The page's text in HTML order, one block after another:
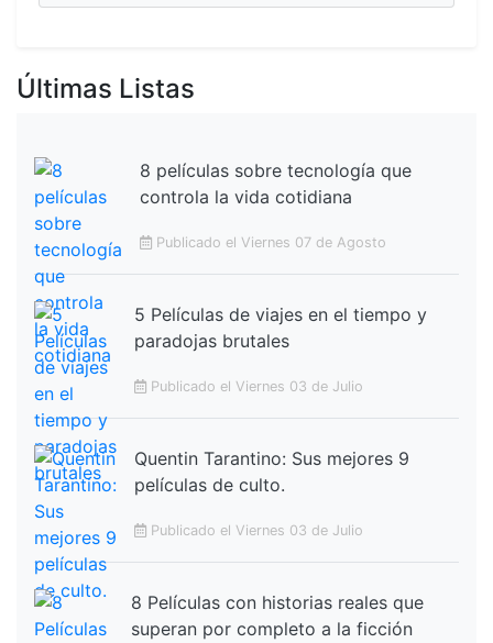
Últimas Listas
8 películas sobre tecnología que
controla la vida cotidiana
Publicado el Viernes 07 de Agosto
5 Películas de viajes en el tiempo y
paradojas brutales
Publicado el Viernes 03 de Julio
Quentin Tarantino: Sus mejores 9
películas de culto.
Publicado el Viernes 03 de Julio
8 Películas con historias reales que
superan por completo a la ficción